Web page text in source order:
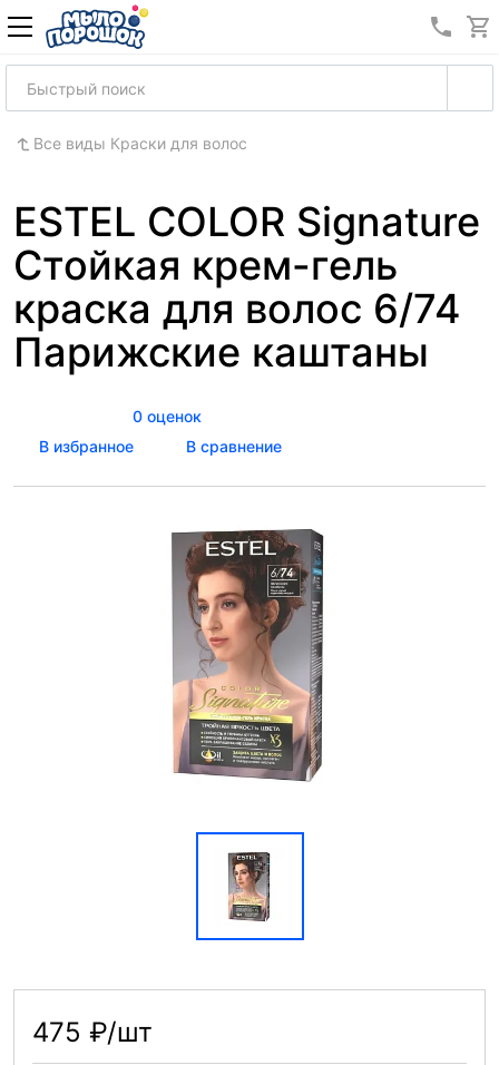
8
Все виды Краски для волос
ESTEL COLOR Signature
Стойкая крем-гель
краска для волос 6/74
Парижские каштаны
0 оценок
В избранное
В сравнение
475 ₽/шт